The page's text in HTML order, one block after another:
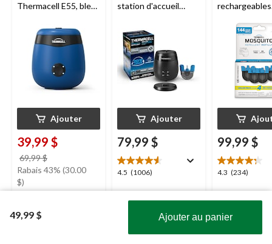
49,99 $ Ajouter au panier
Thermacell E55, bleu
Ajouter
39,99 $
69,99 $
était
Rabais 43% (30.00
$)
station d'accueil
charbon
Ajouter
79,99 $
4.5 (1006)
4.5
évaluations
rechargeables
heures
99,99 $
4.3 (234)
4.3
234
évaluations
Obtenez les plus récentes offres!